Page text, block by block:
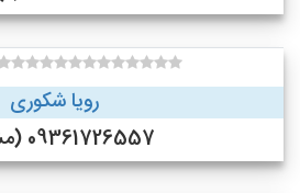
رویا شکوری
09361726557 (مشهد )